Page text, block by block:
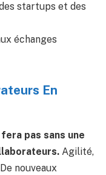
startups et des
échanges
En
pas sans une
Agilité,
nouveaux